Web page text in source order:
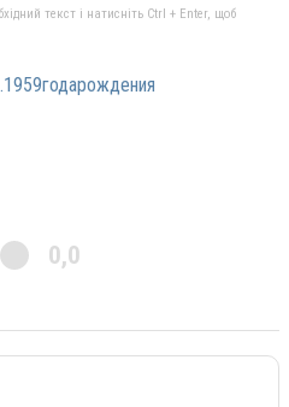
текст і натисніть Ctrl + Enter, щоб
0,0